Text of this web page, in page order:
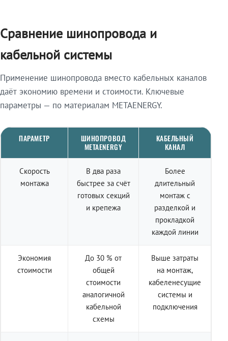
Сравнение шинопровода и
кабельной системы
Применение шинопровода вместо кабельных каналов
даёт экономию времени и стоимости. Ключевые
параметры — по материалам METAENERGY.
ПАРАМЕТР
ШИНОПРОВОД
METAENERGY
КАБЕЛЬНЫЙ
КАНАЛ
Скорость
монтажа
В два раза
быстрее за счёт
готовых секций
и крепежа
Более
длительный
монтаж с
разделкой и
прокладкой
каждой линии
Экономия
стоимости
До 30 % от
общей
стоимости
аналогичной
кабельной
схемы
Выше затраты
на монтаж,
кабеленесущие
системы и
подключения